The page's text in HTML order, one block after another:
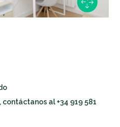
al +34 919 581